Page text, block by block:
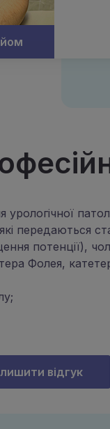
які
потенції),
Фолея,
відгук